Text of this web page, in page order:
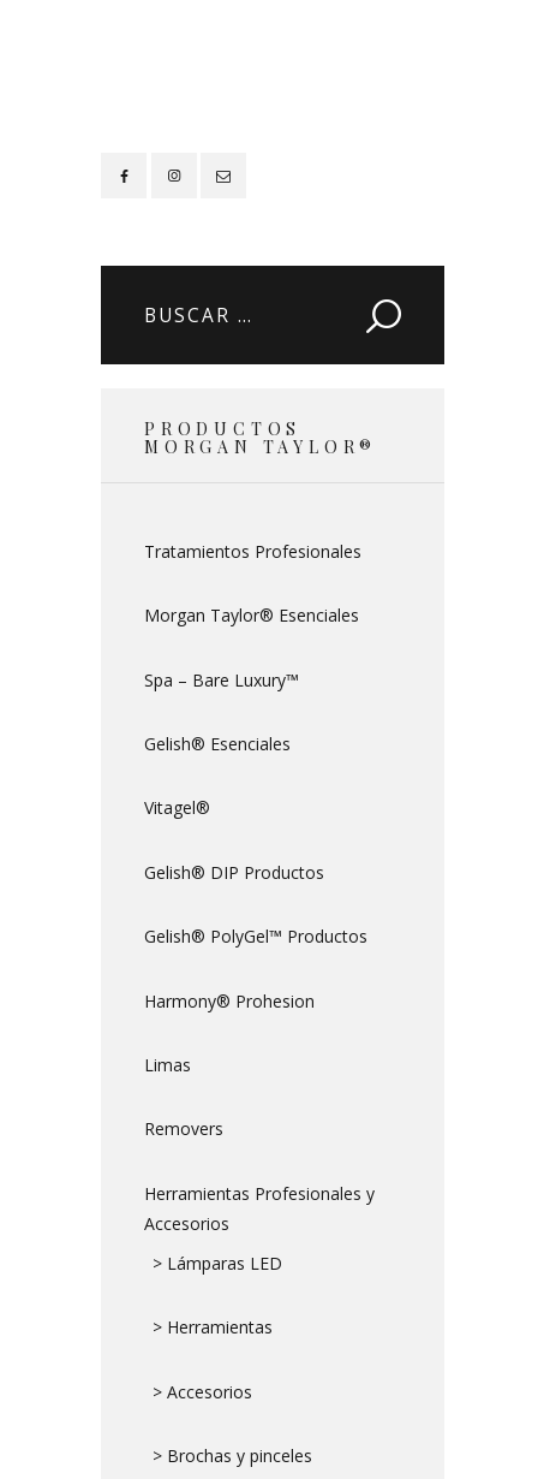
Buscar:
PRODUCTOS
MORGAN TAYLOR®
Tratamientos Profesionales
Morgan Taylor® Esenciales
Spa – Bare Luxury™
Gelish® Esenciales
Vitagel®
Gelish® DIP Productos
Gelish® PolyGel™ Productos
Harmony® Prohesion
Limas
Removers
Herramientas Profesionales y
Accesorios
> Lámparas LED
> Herramientas
> Accesorios
> Brochas y pinceles